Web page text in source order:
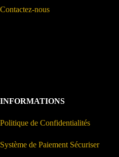
Contactez-nous
INFORMATIONS
Politique de Confidentialités
Système de Paiement Sécuriser